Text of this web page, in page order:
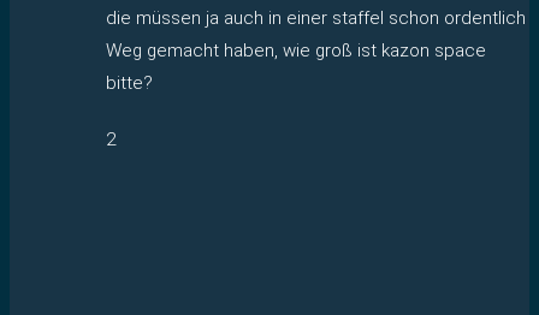
die müssen ja auch in einer staffel schon ordentlich
Weg gemacht haben, wie groß ist kazon space
bitte?
2